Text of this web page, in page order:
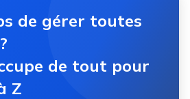
de gérer toutes
de tout pour
Z